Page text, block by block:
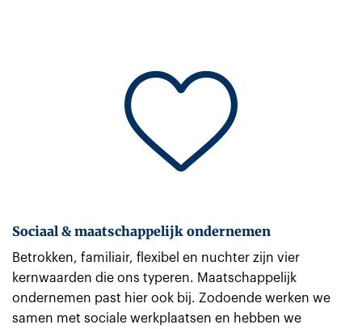
Sociaal & maatschappelijk ondernemen
Betrokken, familiair, flexibel en nuchter zijn vier
kernwaarden die ons typeren. Maatschappelijk
ondernemen past hier ook bij. Zodoende werken we
samen met sociale werkplaatsen en hebben we